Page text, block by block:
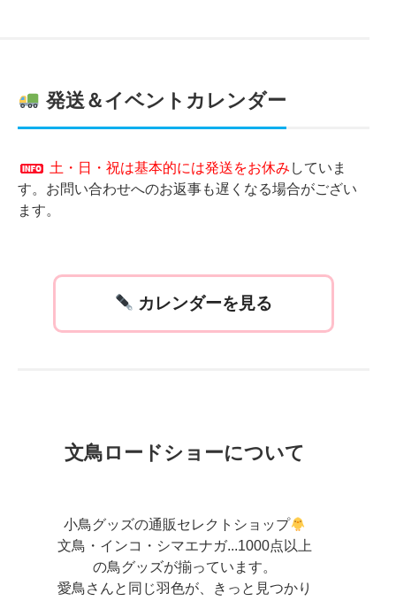
発送＆イベントカレンダー
土・日・祝は基本的には発送をお休み していま
す。お問い合わせへのお返事も遅くなる場合がござい
ます。
カレンダーを見る
文鳥ロードショーについて
小鳥グッズの通販セレクトショップ
文鳥・インコ・シマエナガ...1000点以上
の鳥グッズが揃っています。
愛鳥さんと同じ羽色が、きっと見つかり